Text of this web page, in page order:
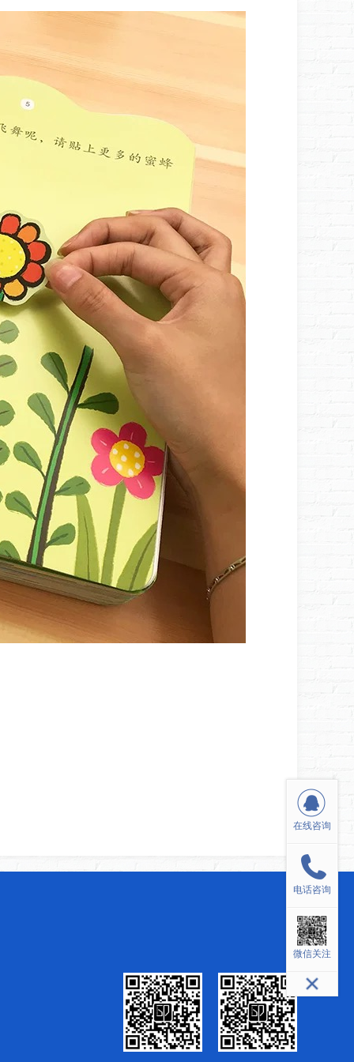
在线咨询
电话咨询
微信关注